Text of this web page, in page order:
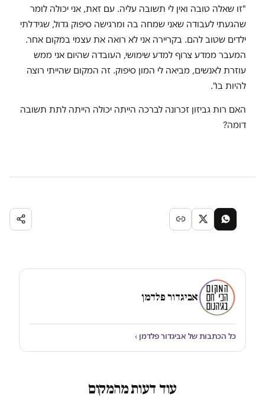
"זו שאלה טובה ואין לי תשובה עליה. עם זאת, אני יכולה לומר
שהגעתי לעבודה שאני שמחה בה ומרגישה סיפוק גדול, שגידלתי
ילדים שטוב להם. בקריירה אני לא רואה את עצמי במקום אחר.
המעבר ממדע צרוף למדע שימושי, העובדה שהיום אני ממש
עוזרת לאנשים, מביאה לי המון סיפוק. זה המקום שהייתי רוצה
להיות בו".
האם רות גביזון זכרונה לברכה הייתה יכולה הייתה לתת תשובה
דומה?
אביגדור פלדמן
כל הכתבות של אביגדור פלדמן ›
עוד דעות מהמקום